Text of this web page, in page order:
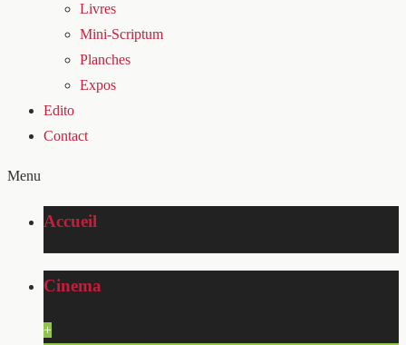
Livres
Mini-Scriptum
Planches
Expos
Edito
Contact
Menu
Accueil
Cinema
+